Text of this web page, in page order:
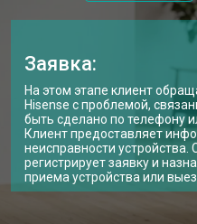
Заявка:
На этом этапе клиент
Hisense с проблемой,
быть сделано по телефону
Клиент предоставляет
неисправности
регистрирует заявку и
приема устройства или